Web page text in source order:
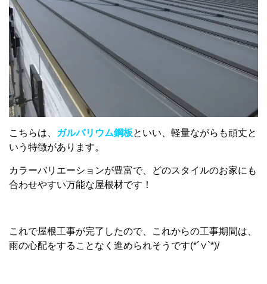
こちらは、 ガルバリウム鋼板といい、軽量ながらも頑丈と
いう特徴があります。
カラーバリエーションが豊富で、どのスタイルのお家にも
合わせやすい万能な屋根材です！
これで屋根工事が完了したので、これからの工事期間は、
雨の心配をすることなく進められそうです(*´∨`*)/